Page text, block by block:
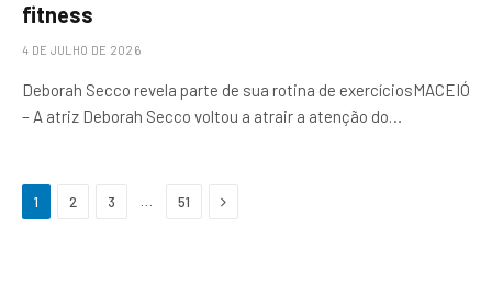
fitness
4 DE JULHO DE 2026
Deborah Secco revela parte de sua rotina de exercíciosMACEIÓ
– A atriz Deborah Secco voltou a atrair a atenção do…
1 2 3 51 Next